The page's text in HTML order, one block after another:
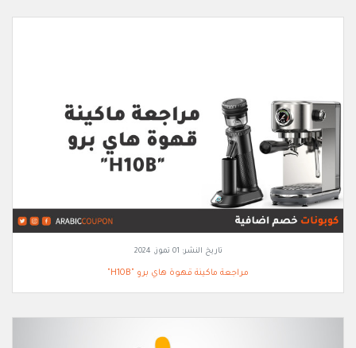
تاريخ النشر: 01 تموز, 2024
مراجعة ماكينة قهوة هاي برو "H10B"